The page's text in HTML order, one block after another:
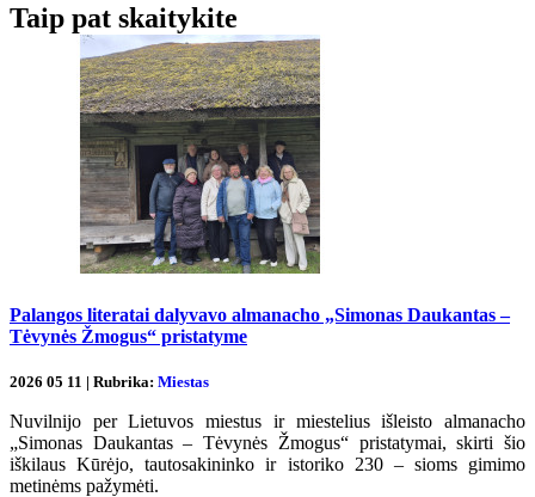
Taip pat skaitykite
Palangos literatai dalyvavo almanacho „Simonas Daukantas –
Tėvynės Žmogus“ pristatyme
2026 05 11 | Rubrika: Miestas
Nuvilnijo per Lietuvos miestus ir miestelius išleisto almanacho
„Simonas Daukantas – Tėvynės Žmogus“ pristatymai, skirti šio
iškilaus Kūrėjo, tautosakininko ir istoriko 230 – sioms gimimo
metinėms pažymėti.